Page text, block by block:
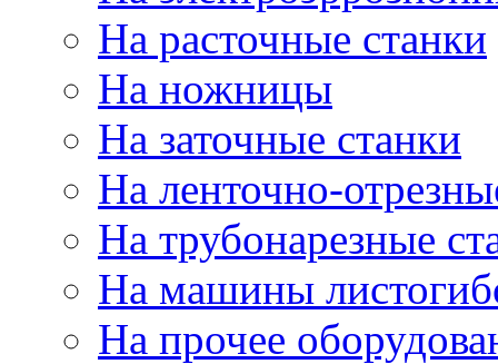
На расточные станки
На ножницы
На заточные станки
На ленточно-
На трубонарезные
На машины
На прочее